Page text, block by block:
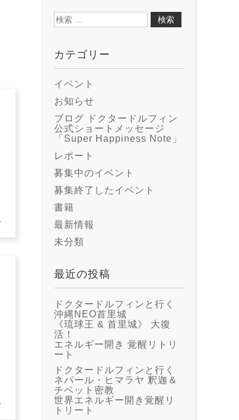
検
カテゴリー
イベント
お知らせ
ブログ ドクタードルフィン
公式ショートメッセージ
「Super Happiness Note」
レポート
募集中のイベント
募集終了したイベント
書籍
最新情報
未分類
最近の投稿
ドクタードルフィンと行く
沖縄NEO首里城
《琉球王 & 首里城》 大復
活！
エネルギー開き 覚醒リトリ
ート
ドクタードルフィンと行く
ネパール・ヒマラヤ 釈迦＆
チベット密教
世界エネルギー開き覚醒リ
トリート